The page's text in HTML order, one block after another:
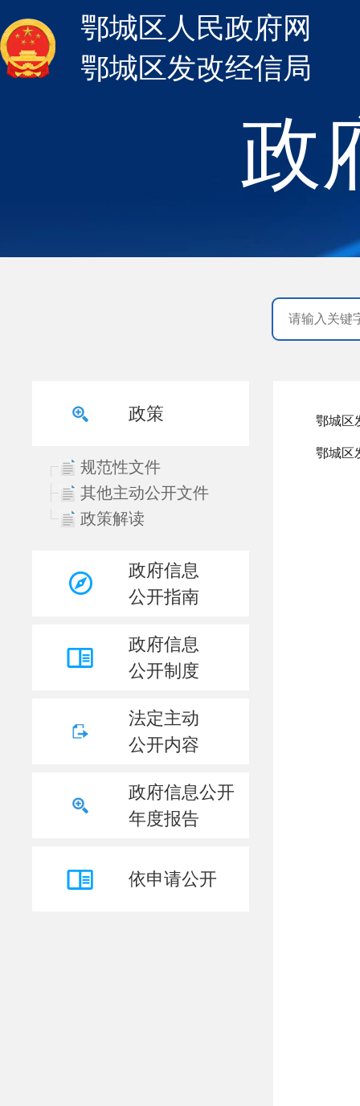
政
鄂城区人民政府网
鄂城区发改经信局
政策
规范性文件
其他主动公开文件
政策解读
政府信息
公开指南
政府信息
公开制度
法定主动
公开内容
政府信息公开
年度报告
依申请公开